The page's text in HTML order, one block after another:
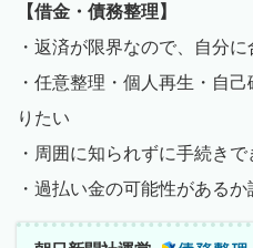
【借金・債務整理】
・返済が限界なので、自分
・任意整理・個人再生・自
りたい
・周囲に知られずに手続き
・過払い金の可能性がある